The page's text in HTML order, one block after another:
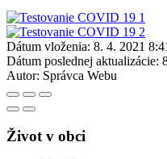
Dátum vloženia: 8. 4. 2021
Dátum poslednej aktualizácie:
Autor: Správca Webu
Život v obci